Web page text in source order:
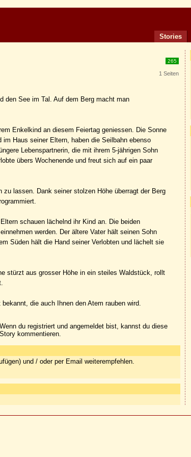
Stories
265
1 Seiten
den See im Tal. Auf dem Berg macht man
Enkelkind an diesem Feiertag geniessen. Die Sonne
Haus seiner Eltern, haben die Seilbahn ebenso
Lebenspartnerin, die mit ihrem 5-jährigen Sohn
übers Wochenende und freut sich auf ein paar
lassen. Dank seiner stolzen Höhe überragt der Berg
schauen lächelnd ihr Kind an. Die beiden
werden. Der ältere Vater hält seinen Sohn
Süden hält die Hand seiner Verlobten und lächelt sie
stürzt aus grosser Höhe in ein steiles Waldstück, rollt
die auch Ihnen den Atem rauben wird.
Wenn du registriert und angemeldet bist, kannst du diese
Story kommentieren.
und / oder per Email weiterempfehlen.